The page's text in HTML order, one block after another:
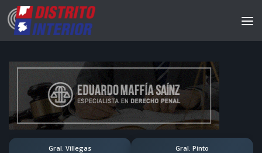
Gral. Villegas Gral. Pinto